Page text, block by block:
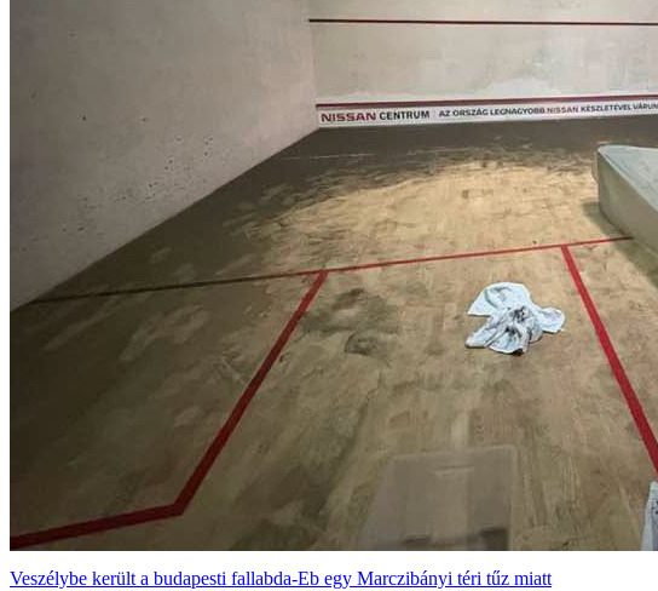
Veszélybe került a budapesti fallabda-Eb egy Marczibányi téri tűz miatt